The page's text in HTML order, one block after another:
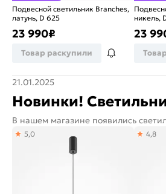
Подвесной светильник Branches,
латунь, D 625
23 990₽
Товар раскупили
никель,
23
21.01.2025
Новинки!
В нашем магазине появились
5,0 4,8